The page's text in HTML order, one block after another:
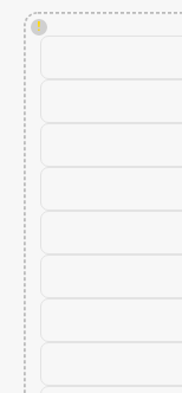
!